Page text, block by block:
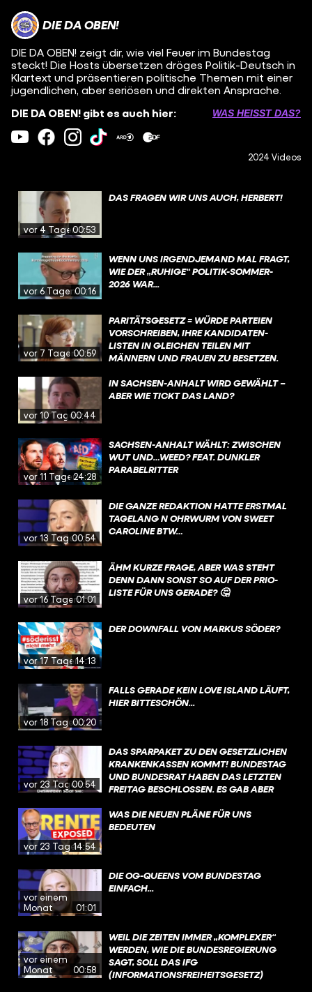
DIE DA OBEN!
DIE DA OBEN! zeigt dir, wie viel Feuer im Bundestag
steckt! Die Hosts übersetzen dröges Politik-Deutsch in
Klartext und präsentieren politische Themen mit einer
jugendlichen, aber seriösen und direkten Ansprache.
DIE DA OBEN! gibt es auch hier:
WAS HEISST DAS?
2024 Videos
vor 4 Tagen00:53
DAS FRAGEN WIR UNS AUCH, HERBERT!
vor 6 Tagen00:16
WENN UNS IRGENDJEMAND MAL FRAGT,
WIE DER „RUHIGE“ POLITIK-SOMMER-
2026 WAR...
vor 7 Tagen00:59
PARITÄTSGESETZ = WÜRDE PARTEIEN
VORSCHREIBEN, IHRE KANDIDATEN-
LISTEN IN GLEICHEN TEILEN MIT
MÄNNERN UND FRAUEN ZU BESETZEN.
SIE NACH ANSICHT EINIGER
STAATSRECHTLER DIE PARTEIEN IN IHREM
vor 10 Tagen00:44
IN SACHSEN-ANHALT WIRD GEWÄHLT –
ABER WIE TICKT DAS LAND?
vor 11 Tagen24:28
SACHSEN-ANHALT WÄHLT: ZWISCHEN
WUT UND…WEED? FEAT. DUNKLER
PARABELRITTER
vor 13 Tagen00:54
DIE GANZE REDAKTION HATTE ERSTMAL
TAGELANG N OHRWURM VON SWEET
CAROLINE BTW…
vor 16 Tagen01:01
ÄHM KURZE FRAGE, ABER WAS STEHT
DENN DANN SONST SO AUF DER PRIO-
LISTE FÜR UNS GERADE? 🤔
vor 17 Tagen14:13
DER DOWNFALL VON MARKUS SÖDER?
vor 18 Tagen00:20
FALLS GERADE KEIN LOVE ISLAND LÄUFT,
HIER BITTESCHÖN...
vor 23 Tagen00:54
DAS SPARPAKET ZU DEN GESETZLICHEN
KRANKENKASSEN KOMMT! BUNDESTAG
UND BUNDESRAT HABEN DAS LETZTEN
FREITAG BESCHLOSSEN. ES GAB ABER
ÄNDERUNGEN BEI DER PSYCHOTHERAPIE
WURDEN SCHARF KRITISIERT. DIE
DAS GESETZ EIN BISSCHEN LOCKERN
SOLLEN – IM FOKUS STEHEN DA AUCH
vor 23 Tagen14:54
WAS DIE NEUEN PLÄNE FÜR UNS
BEDEUTEN
vor einem
Monat
01:01
DIE OG-QUEENS VOM BUNDESTAG
EINFACH...
vor einem
Monat
00:58
WEIL DIE ZEITEN IMMER „KOMPLEXER“
WERDEN, WIE DIE BUNDESREGIERUNG
SAGT, SOLL DAS IFG
(INFORMATIONSFREIHEITSGESETZ)